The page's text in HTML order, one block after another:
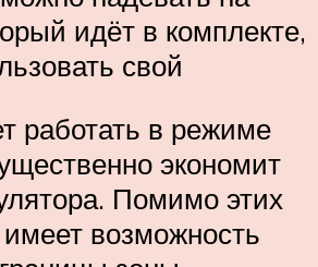
идёт в комплекте,
свой
работать в режиме
экономит
Помимо этих
возможность